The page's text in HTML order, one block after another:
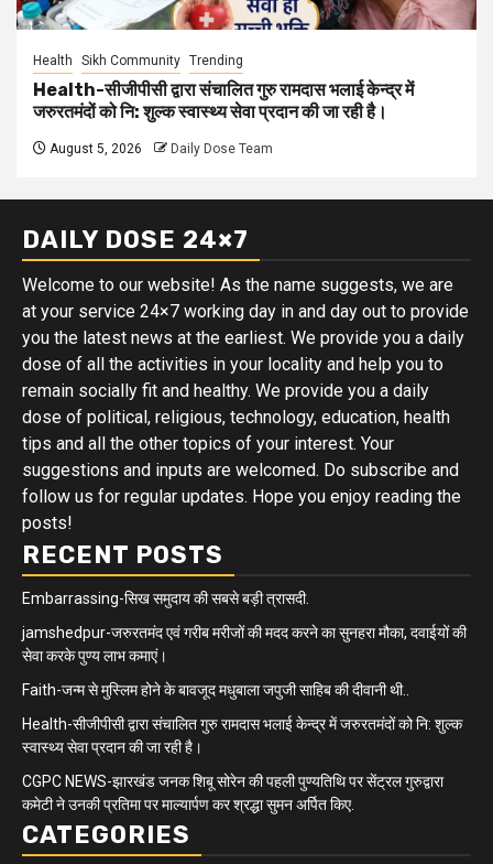
Health Sikh Community Trending
Health-सीजीपीसी द्वारा संचालित गुरु रामदास भलाई केन्द्र में
जरुरतमंदों को नि: शुल्क स्वास्थ्य सेवा प्रदान की जा रही है।
August 5, 2026 Daily Dose Team
DAILY DOSE 24×7
Welcome to our website! As the name suggests, we are
at your service 24×7 working day in and day out to provide
you the latest news at the earliest. We provide you a daily
dose of all the activities in your locality and help you to
remain socially fit and healthy. We provide you a daily
dose of political, religious, technology, education, health
tips and all the other topics of your interest. Your
suggestions and inputs are welcomed. Do subscribe and
follow us for regular updates. Hope you enjoy reading the
posts!
RECENT POSTS
Embarrassing-सिख समुदाय की सबसे बड़ी त्रासदी.
jamshedpur-जरुरतमंद एवं गरीब मरीजों की मदद करने का सुनहरा मौका, दवाईयों की
सेवा करके पुण्य लाभ कमाएं।
Faith-जन्म से मुस्लिम होने के बावजूद मधुबाला जपुजी साहिब की दीवानी थी..
Health-सीजीपीसी द्वारा संचालित गुरु रामदास भलाई केन्द्र में जरुरतमंदों को नि: शुल्क
स्वास्थ्य सेवा प्रदान की जा रही है।
CGPC NEWS-झारखंड जनक शिबू सोरेन की पहली पुण्यतिथि पर सेंट्रल गुरुद्वारा
कमेटी ने उनकी प्रतिमा पर माल्यार्पण कर श्रद्धा सुमन अर्पित किए.
CATEGORIES